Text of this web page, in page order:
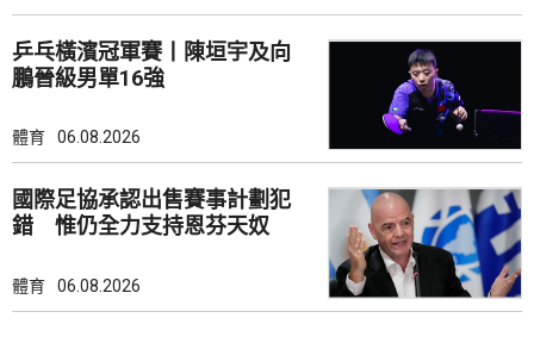
乒乓橫濱冠軍賽丨陳垣宇及向
鵬晉級男單16強
體育 06.08.2026
國際足協承認出售賽事計劃犯
錯 惟仍全力支持恩芬天奴
體育 06.08.2026